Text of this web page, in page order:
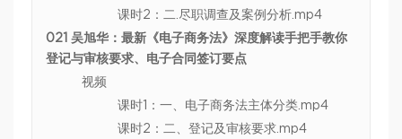
课时2：二.尽职调查及案例分析.mp4
021 吴旭华：最新《电子商务法》深度解读手把手教你
登记与审核要求、电子合同签订要点
视频
课时1：一、电子商务法主体分类.mp4
课时2：二、登记及审核要求.mp4